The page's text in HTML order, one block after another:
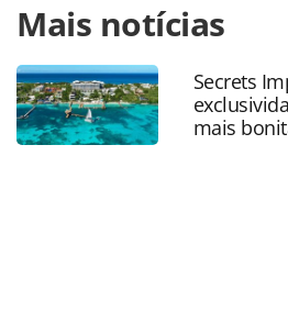
https://www.panrotas.com.br/
buenos-aires-grupo-brt-inaugura-
internacional_218220.html ou as
na página. Todo o conteúdo
Editora é protegido pela
autoral. Não reproduza o
Mais notícias
Secrets
mais